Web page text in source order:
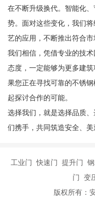
在不断升级换代。智能化
势。面对这些变化，我们
艺的应用，不断推出符合市
我们相信，凭借专业的技
态度，一定能够为更多建
果您正在寻找可靠的不锈
起探讨合作的可能。
选择我们，就是选择品质
们携手，共同筑造安全、美
工业门 快速门 提升门
门 变
版权所有：